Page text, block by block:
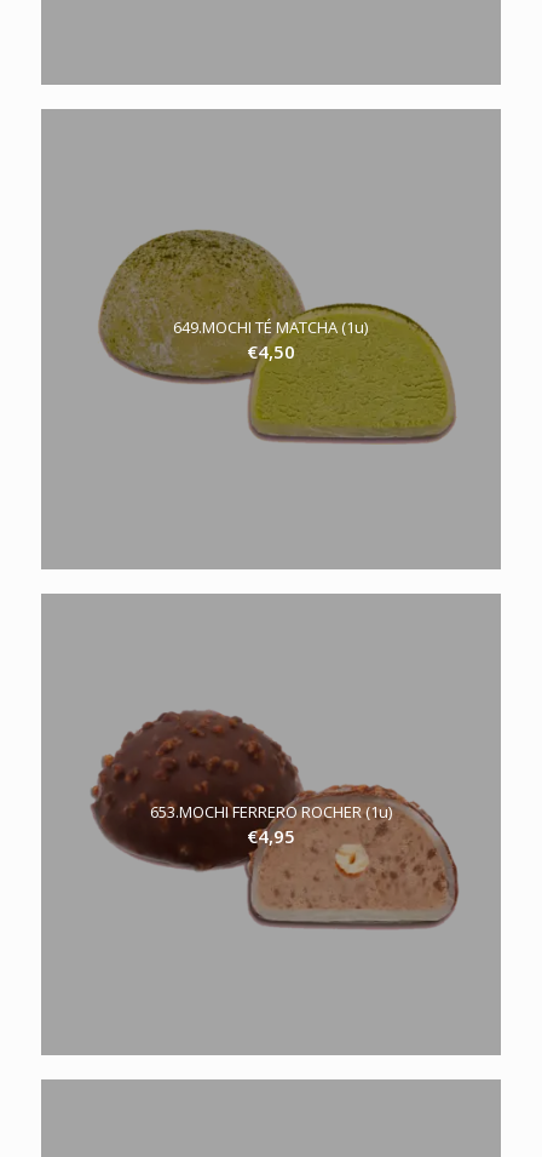
649.MOCHI TÉ MATCHA (1u)
€4,50
653.MOCHI FERRERO ROCHER (1u)
€4,95